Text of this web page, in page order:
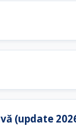
(update